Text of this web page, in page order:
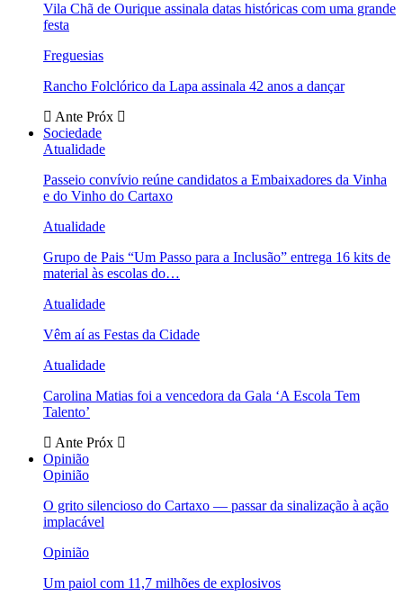
Vila Chã de Ourique assinala datas históricas com uma grande
festa
Freguesias
Rancho Folclórico da Lapa assinala 42 anos a dançar
Ante Próx
Sociedade
Atualidade
Passeio convívio reúne candidatos a Embaixadores da Vinha
e do Vinho do Cartaxo
Atualidade
Grupo de Pais “Um Passo para a Inclusão” entrega 16 kits de
material às escolas do…
Atualidade
Vêm aí as Festas da Cidade
Atualidade
Carolina Matias foi a vencedora da Gala ‘A Escola Tem
Talento’
Ante Próx
Opinião
Opinião
O grito silencioso do Cartaxo — passar da sinalização à ação
implacável
Opinião
Um paiol com 11,7 milhões de explosivos